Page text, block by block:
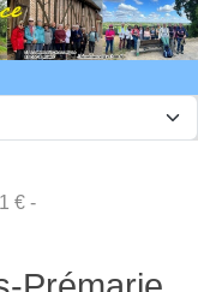
€ -